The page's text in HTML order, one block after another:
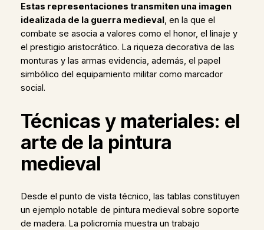
Estas representaciones transmiten una imagen
idealizada de la guerra medieval, en la que el
combate se asocia a valores como el honor, el linaje y
el prestigio aristocrático. La riqueza decorativa de las
monturas y las armas evidencia, además, el papel
simbólico del equipamiento militar como marcador
social.
Técnicas y materiales: el
arte de la pintura
medieval
Desde el punto de vista técnico, las tablas constituyen
un ejemplo notable de pintura medieval sobre soporte
de madera. La policromía muestra un trabajo